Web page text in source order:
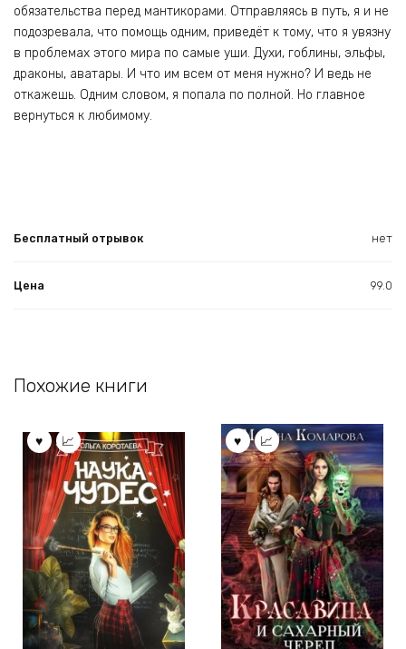
обязательства перед мантикорами. Отправляясь в путь, я и не
подозревала, что помощь одним, приведёт к тому, что я увязну
в проблемах этого мира по самые уши. Духи, гоблины, эльфы,
драконы, аватары. И что им всем от меня нужно? И ведь не
откажешь. Одним словом, я попала по полной. Но главное
вернуться к любимому.
Бесплатный отрывок нет
Цена 99.0
Похожие книги